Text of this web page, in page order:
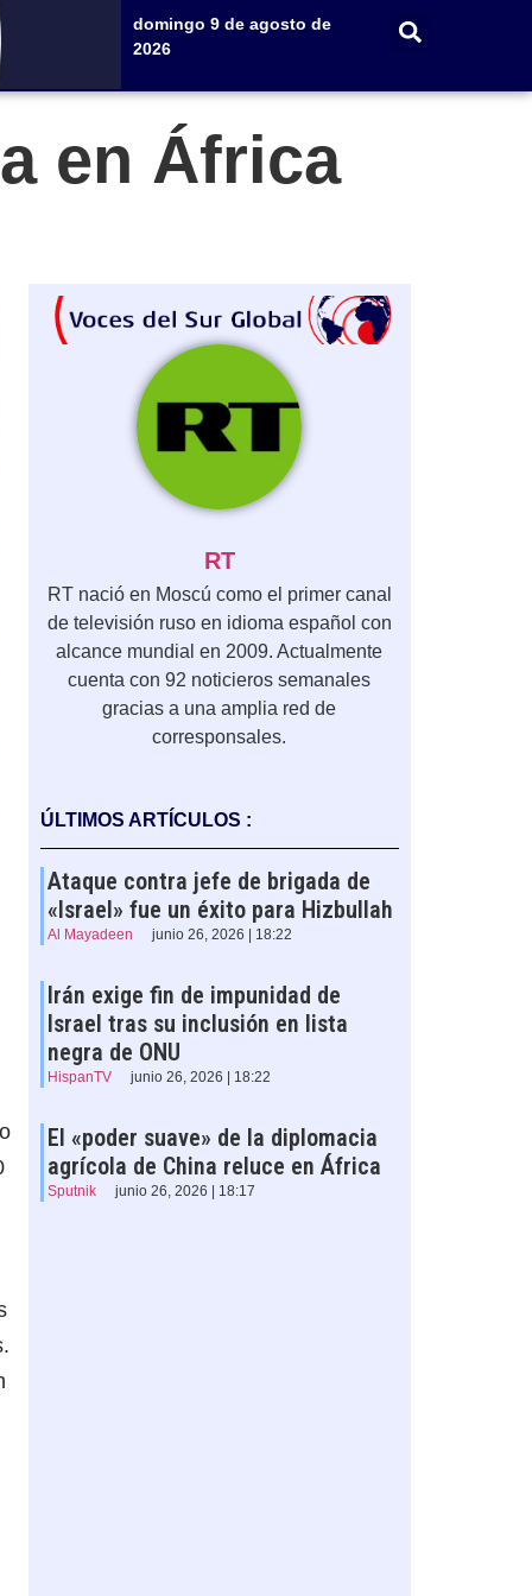
domingo 9 de agosto de
2026
en África
RT
RT nació en Moscú como el primer canal
de televisión ruso en idioma español con
alcance mundial en 2009. Actualmente
cuenta con 92 noticieros semanales
gracias a una amplia red de
corresponsales.
ÚLTIMOS ARTÍCULOS :
Ataque contra jefe de brigada de
«Israel» fue un éxito para Hizbullah
Al Mayadeen junio 26, 2026 | 18:22
Irán exige fin de impunidad de
Israel tras su inclusión en lista
negra de ONU
HispanTV junio 26, 2026 | 18:22
El «poder suave» de la diplomacia
agrícola de China reluce en África
Sputnik junio 26, 2026 | 18:17